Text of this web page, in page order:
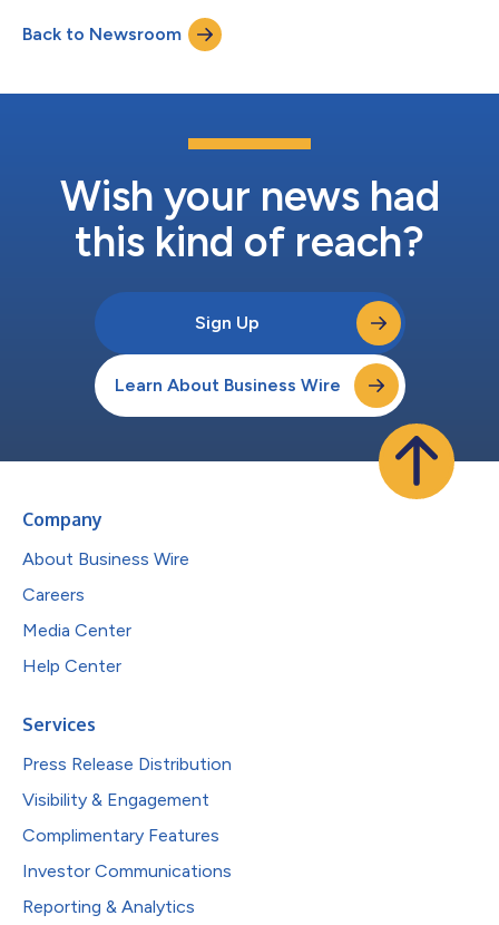
行。面對如此的邪惡，我們必須保持頭腦清醒。哈馬斯的行動絕不
能與任何文明團體對自由的合法渴望混為一談。這是反人類的罪
行。」 「Starr與以色列國站在一起，聲援其保護該國公民的權利
尊嚴的方式尋求自由和機遇的人士。」 關於Starr Insurance Starr
營運保險和旅行援助公司和子公司以及C.V. Starr & Co., Inc.及其子
公司旗下投資業務的行銷品牌。Starr是首屈一指的...
Back to Newsroom
Wish your news had
this kind of reach?
Sign Up
Learn About Business Wire
Company
About Business Wire
Careers
Media Center
Help Center
Services
Press Release Distribution
Visibility & Engagement
Complimentary Features
Investor Communications
Reporting & Analytics